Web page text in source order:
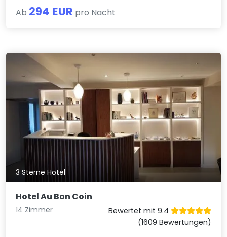
Ab 294 EUR pro Nacht
3 Sterne Hotel
Hotel Au Bon Coin
14 Zimmer
Bewertet mit 9.4
(1609 Bewertungen)